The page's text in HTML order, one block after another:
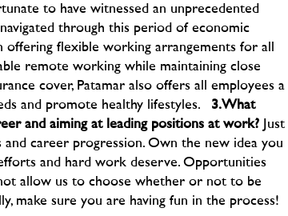
to have witnessed an unprecedented
through this period of economic
flexible working arrangements for all
remote working while maintaining close
cover, Patamar also offers all employees a
and promote healthy lifestyles. 3.What
and aiming at leading positions at work? Just
career progression. Own the new idea you
and hard work deserve. Opportunities
allow us to choose whether or not to be
make sure you are having fun in the process!